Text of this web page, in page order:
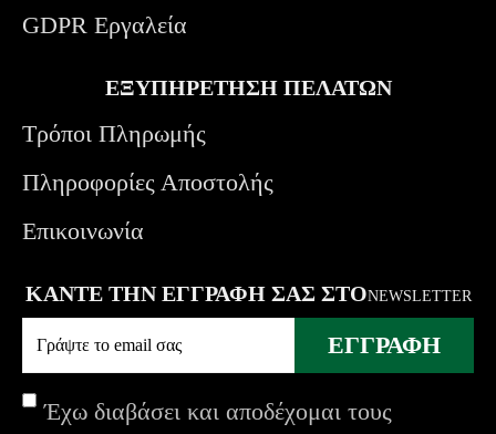
GDPR Εργαλεία
ΕΞΥΠΗΡΕΤΗΣΗ ΠΕΛΑΤΩΝ
Τρόποι Πληρωμής
Πληροφορίες Αποστολής
Επικοινωνία
ΚΑΝΤΕ ΤΗΝ ΕΓΓΡΑΦΗ ΣΑΣ ΣΤΟNEWSLETTER
ΕΓΓΡΑΦΗ
Έχω διαβάσει και αποδέχομαι τους